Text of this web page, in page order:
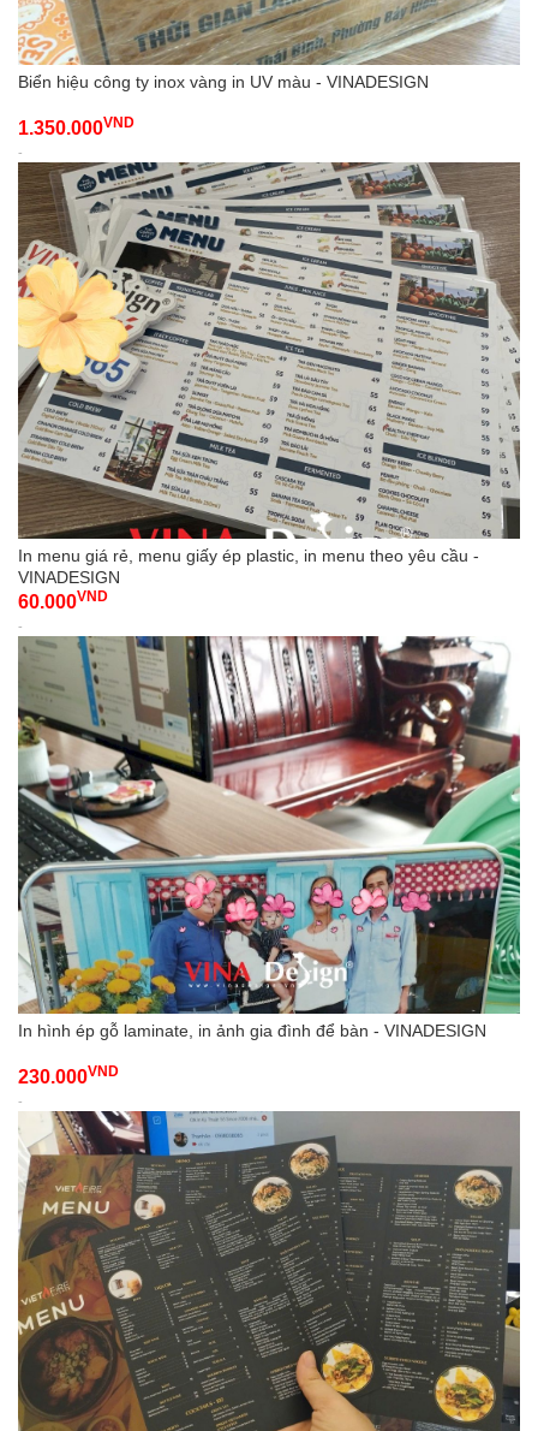
Biển hiệu công ty inox vàng in UV màu - VINADESIGN
1.350.000VND
-
In menu giá rẻ, menu giấy ép plastic, in menu theo yêu cầu -
VINADESIGN
60.000VND
-
In hình ép gỗ laminate, in ảnh gia đình để bàn - VINADESIGN
230.000VND
-